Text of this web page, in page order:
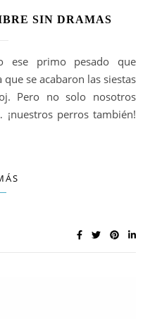
SIN DRAMAS
se acabaron las siestas
Pero no solo nosotros
perros también!